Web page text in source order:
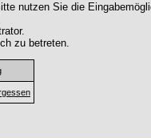
nutzen Sie die
zu betreten.